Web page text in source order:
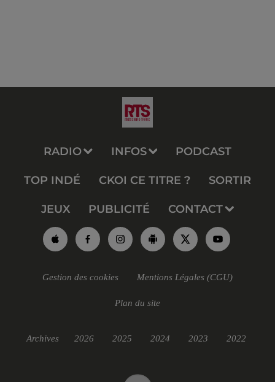
RADIO INFOS PODCAST
TOP INDÉ CKOI CE TITRE ? SORTIR
JEUX PUBLICITÉ CONTACT
Gestion des cookies Mentions Légales (CGU)
Plan du site
Archives 2026 2025 2024 2023 2022